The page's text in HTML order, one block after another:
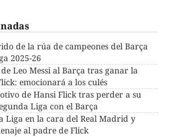
de la rúa de campeones del Barça
2025-26
Leo Messi al Barça tras ganar la
emocionará a los culés
de Hansi Flick tras perder a su
Liga con el Barça
Liga en la cara del Real Madrid y
al padre de Flick